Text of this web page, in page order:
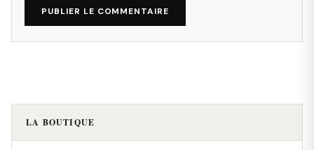
PUBLIER LE COMMENTAIRE
LA BOUTIQUE